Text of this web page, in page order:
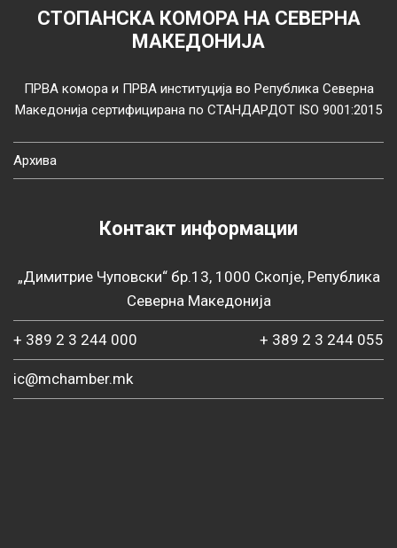
СТОПАНСКА КОМОРА НА СЕВЕРНА
МАКЕДОНИЈА
ПРВА комора и ПРВА институција во Република Северна
Македонија сертифицирана по СТАНДАРДОТ ISO 9001:2015
Архива
Контакт информации
„Димитрие Чуповски“ бр.13, 1000 Скопје, Република
Северна Македонија
+ 389 2 3 244 000 + 389 2 3 244 055
ic@mchamber.mk